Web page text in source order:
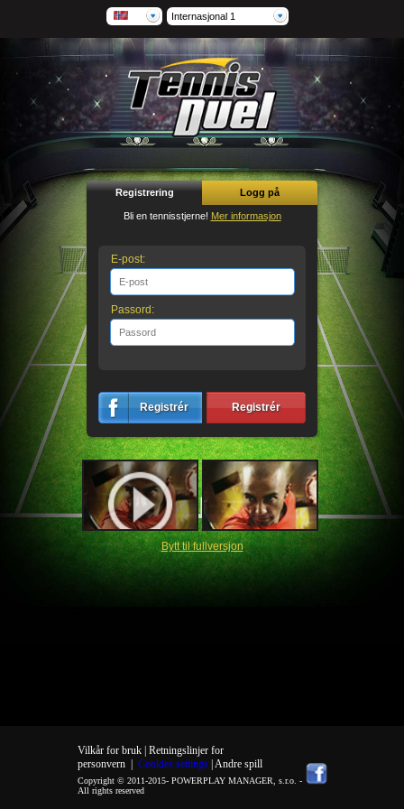
Internasjonal 1
Registrering Logg på
Bli en tennisstjerne! Mer informasjon
E-post:
Passord:
Registrér Registrér
Bytt til fullversjon
Vilkår for bruk | Retningslinjer for
personvern| Cookies settings | Andre spill
Copyright © 2011-2015- POWERPLAY MANAGER, s.r.o. -
All rights reserved